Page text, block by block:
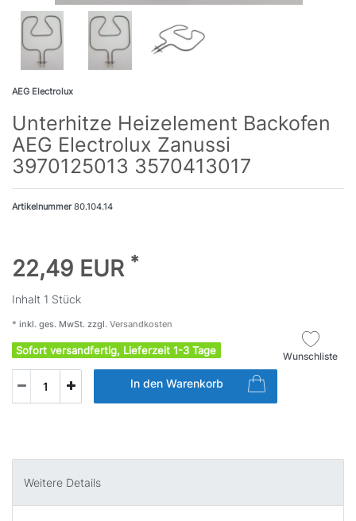
AEG Electrolux
Unterhitze Heizelement Backofen
AEG Electrolux Zanussi
3970125013 3570413017
Artikelnummer80.104.14
22,49 EUR *
Inhalt 1 Stück
* inkl. ges. MwSt. zzgl. Versandkosten
Sofort versandfertig, Lieferzeit 1-3 Tage
In den Warenkorb
Wunschliste
Weitere Details